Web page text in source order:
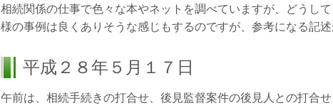
相続関係の仕事で色々な本やネットを調べていますが、どうし
様の事例は良くありそうな感じもするのですが、参考になる記述
平成２８年５月１７日
午前は、相続手続きの打合せ、後見監督案件の後見人との打合